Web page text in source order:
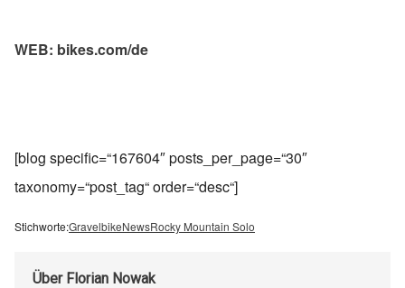
WEB: bikes.com/de
[blog specific=“167604″ posts_per_page=“30″
taxonomy=“post_tag“ order=“desc“]
Stichworte:GravelbikeNewsRocky Mountain Solo
Über Florian Nowak